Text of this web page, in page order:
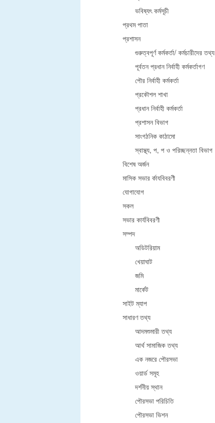
ভবিষ্যৎ কর্মসূচী
প্রথম পাতা
প্রশাসন
গুরুত্বপূর্ণ কর্মকর্তা/ কর্মচারীদের তথ্য
পূর্বতন প্রধান নির্বাহী কর্মকর্তাগণ
পৌর নির্বাহী কর্মকর্তা
প্রকৌশল শাখা
প্রধান নির্বাহী কর্মকর্তা
প্রশাসন বিভাগ
সাংগঠনিক কাঠামো
স্বাস্থ্য, প, প ও পরিচ্ছন্নতা ‍বিভাগ
বিশেষ অর্জন
মাসিক সভার র্কাযবিবরণী
যোগাযোগ
সকল
সভার কার্যবিবরণী
সম্পদ
অডিটরিয়াম
খেয়াঘাট
জমি
মার্কেট
সাইট ম্যাপ
সাধারণ তথ্য
আদমশুমারী তথ্য
আর্থ সামাজিক তথ্য
এক নজরে পৌরসভা
ওয়ার্ড সমূহ
দর্শনীয় স্থান
পৌরসভা পরিচিতি
পৌরসভা ভিশন